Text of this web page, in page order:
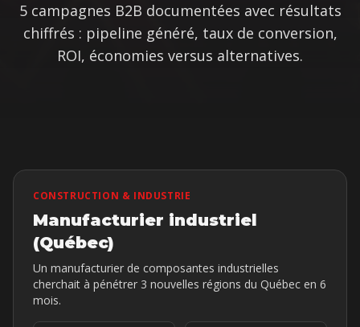
5 campagnes B2B documentées avec résultats
chiffrés : pipeline généré, taux de conversion,
ROI, économies versus alternatives.
CONSTRUCTION & INDUSTRIE
Manufacturier industriel
(Québec)
Un manufacturier de composantes industrielles
cherchait à pénétrer 3 nouvelles régions du Québec en 6
mois.